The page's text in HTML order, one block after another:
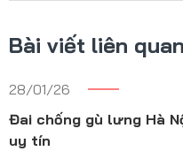
Bài viết liên quan
28/01/26
Đai chống gù lưng Hà
uy tín